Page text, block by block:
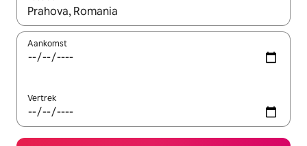
Wanneer er suggesties beschikbaar zijn, maak je een keuze
Aankomst
Vertrek